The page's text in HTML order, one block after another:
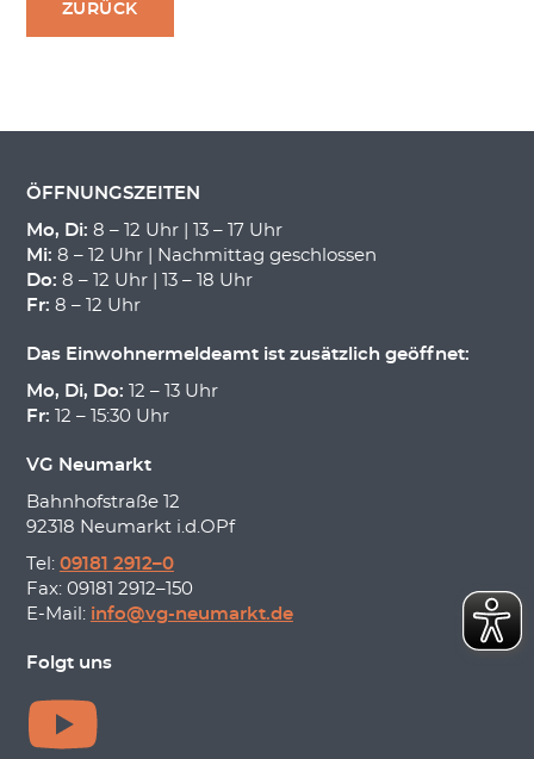
ZURÜCK
ÖFFNUNGSZEITEN
Mo, Di: 8 – 12 Uhr | 13 – 17 Uhr
Mi: 8 – 12 Uhr | Nachmittag geschlossen
Do: 8 – 12 Uhr | 13 – 18 Uhr
Fr: 8 – 12 Uhr
Das Einwohnermeldeamt ist zusätzlich geöffnet:
Mo, Di, Do: 12 – 13 Uhr
Fr: 12 – 15:30 Uhr
VG Neumarkt
Bahnhofstraße 12
92318 Neumarkt i.d.OPf
Tel: 09181 2912–0
Fax: 09181 2912–150
E-Mail: info@vg-neumarkt.de
Folgt uns